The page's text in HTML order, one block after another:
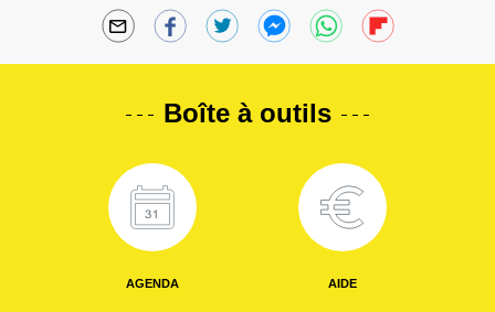
Boîte à outils
AGENDA AIDE